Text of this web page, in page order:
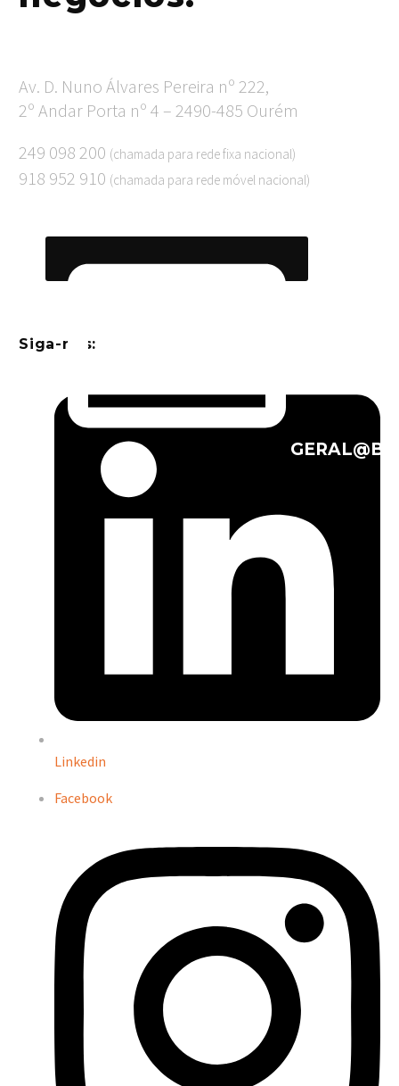
Av. D. Nuno Álvares Pereira nº 222,
2º Andar Porta nº 4 – 2490-485 Ourém
249 098 200 (chamada para rede fixa nacional)
918 952 910 (chamada para rede móvel nacional)
Siga-nos:
Linkedin
Facebook